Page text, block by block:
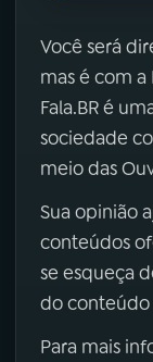
Você será
mas é com a
Fala.BR é
sociedade
meio das
Sua opinião
conteúdos
se esqueça
do conteúdo
Para mais